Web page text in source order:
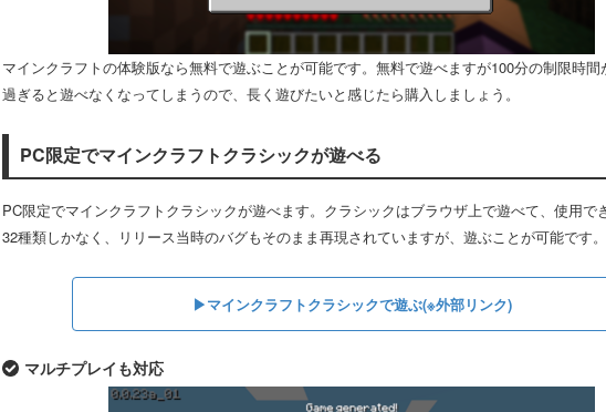
マインクラフトの体験版なら無料で遊ぶことが可能です。無料で遊べますが100分の制限時
過ぎると遊べなくなってしまうので、長く遊びたいと感じたら購入しましょう。
PC限定でマインクラフトクラシックが遊べる
PC限定でマインクラフトクラシックが遊べます。クラシックはブラウザ上で遊べて、使用で
32種類しかなく、リリース当時のバグもそのまま再現されていますが、遊ぶことが可能です。
▶︎マインクラフトクラシックで遊ぶ(※外部リンク)
マルチプレイも対応